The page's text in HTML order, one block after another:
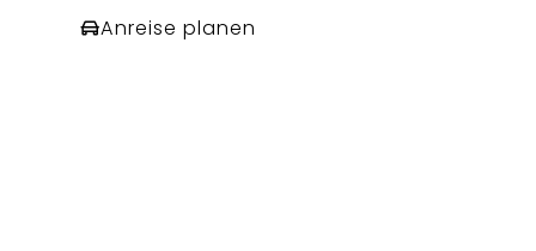
Anreise planen